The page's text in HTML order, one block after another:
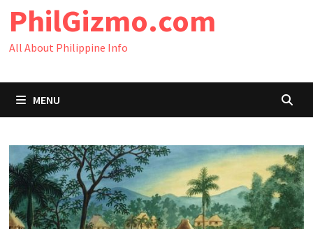
content
PhilGizmo.com
All About Philippine Info
MENU